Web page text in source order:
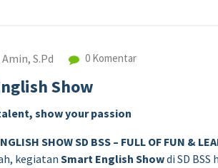
S.Pd 0 Komentar
Show
show your passion
SHOW SD BSS – FULL OF FUN &
kegiatanSmart English Showdi SD